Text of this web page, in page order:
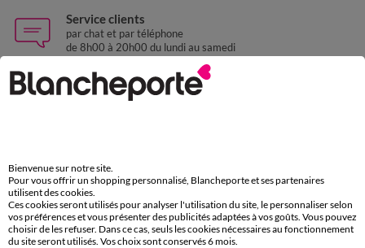
Service clients
par chat et par téléphone
de 8h00 à 20h00 du lundi au samedi
conditions dans votre email de confirmation
Ok
Bienvenue sur notre site.
Pour vous offrir un shopping personnalisé, Blancheporte et ses partenaires
utilisent des cookies.
Ces cookies seront utilisés pour analyser l'utilisation du site, le personnaliser selon
vos préférences et vous présenter des publicités adaptées à vos goûts. Vous pouvez
choisir de les refuser. Dans ce cas, seuls les cookies nécessaires au fonctionnement
du site seront utilisés. Vos choix sont conservés 6 mois.